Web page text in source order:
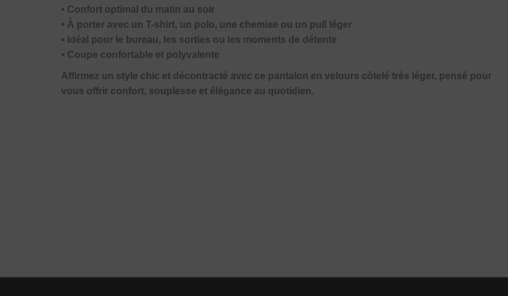
• Confort optimal du matin au soir
• À porter avec un T-shirt, un polo, une chemise ou un pull léger
• Idéal pour le bureau, les sorties ou les moments de détente
• Coupe confortable et polyvalente
Affirmez un style chic et décontracté avec ce pantalon en velours côtelé très léger, pensé pour
vous offrir confort, souplesse et élégance au quotidien.